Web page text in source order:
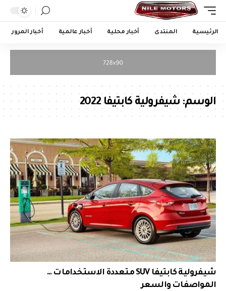
الرئيسية المنتدى أخبار محلية أخبار عالمية أخبار المرور
الوسم: شيفرولية كابتيفا 2022
شيفرولية كابتيفا SUV متعددة الاستخدامات …
المواصفات والسعر